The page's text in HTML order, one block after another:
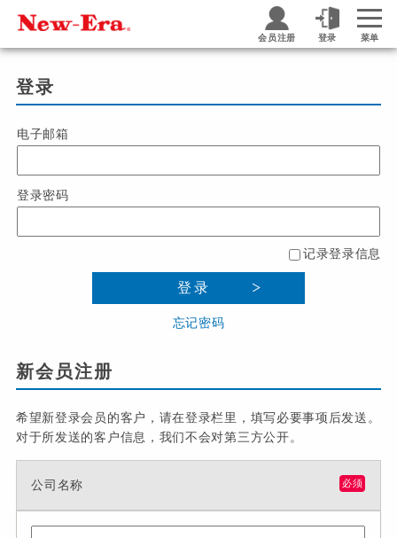
会员注册 登录 菜单
登录
电子邮箱
登录密码
记录登录信息
登录
忘记密码
新会员注册
希望新登录会员的客户，请在登录栏里，填写必要事项后发送。
对于所发送的客户信息，我们不会对第三方公开。
公司名称 必须